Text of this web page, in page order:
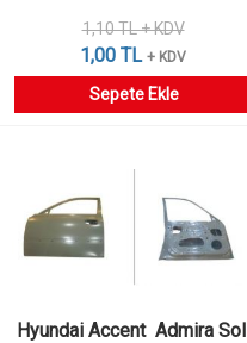
1,10 TL + KDV
1,00 TL + KDV
Sepete Ekle
Hyundai Accent  Admira Sol